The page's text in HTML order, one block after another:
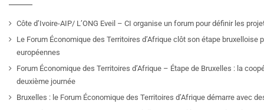
Côte d’Ivoire-AIP/ L’ONG Eveil – CI organise un forum pour définir les
Le Forum Économique des Territoires d’Afrique clôt son étape
européennes
Forum Économique des Territoires d’Afrique – Étape de Bruxelles : la
deuxième journée
Bruxelles : le Forum Économique des Territoires d’Afrique démarre avec